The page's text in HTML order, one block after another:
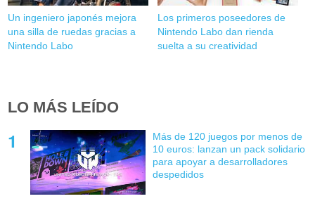
Un ingeniero japonés mejora
una silla de ruedas gracias a
Nintendo Labo
Los primeros poseedores de
Nintendo Labo dan rienda
suelta a su creatividad
LO MÁS LEÍDO
Más de 120 juegos por menos de
10 euros: lanzan un pack solidario
para apoyar a desarrolladores
despedidos